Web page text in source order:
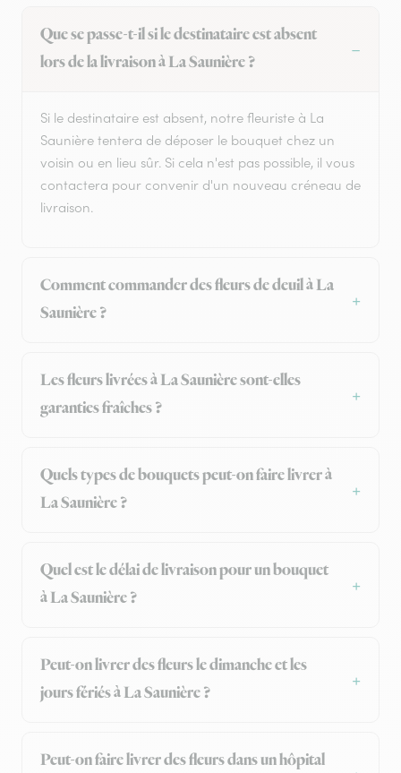
Que se passe-t-il si le destinataire est absent
lors de la livraison à La Saunière ?
Si le destinataire est absent, notre fleuriste à La
Saunière tentera de déposer le bouquet chez un
voisin ou en lieu sûr. Si cela n'est pas possible, il vous
contactera pour convenir d'un nouveau créneau de
livraison.
Comment commander des fleurs de deuil à La
Saunière ?
Les fleurs livrées à La Saunière sont-elles
garanties fraîches ?
Quels types de bouquets peut-on faire livrer à
La Saunière ?
Quel est le délai de livraison pour un bouquet
à La Saunière ?
Peut-on livrer des fleurs le dimanche et les
jours fériés à La Saunière ?
Peut-on faire livrer des fleurs dans un hôpital